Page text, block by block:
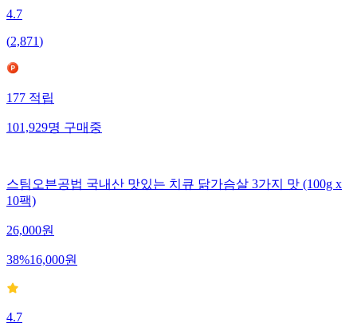
4.7
(2,871)
177 적립
101,929명 구매중
스팀오븐공법 국내산 맛있는 치큐 닭가슴살 3가지 맛 (100g x
10팩)
26,000원
38%16,000원
4.7